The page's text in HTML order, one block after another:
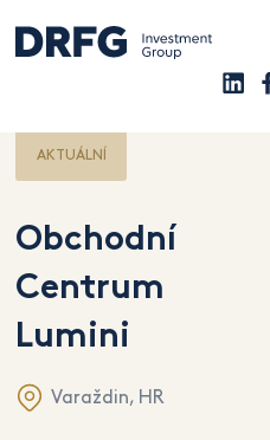
AKTUÁLNÍ
Obchodní
Centrum
Lumini
Varaždin, HR